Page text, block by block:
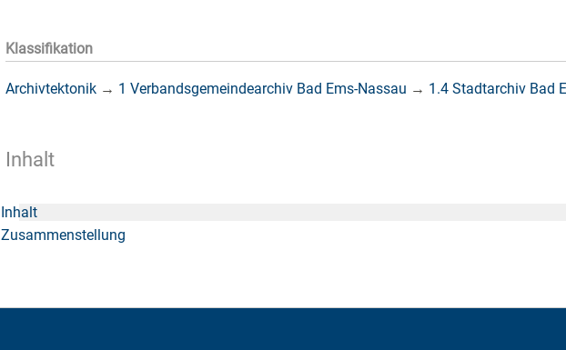
Klassifikation
Archivtektonik → 1 Verbandsgemeindearchiv Bad Ems-Nassau → 1.4 Stadtarchiv Bad
Inhalt
Inhalt
Zusammenstellung